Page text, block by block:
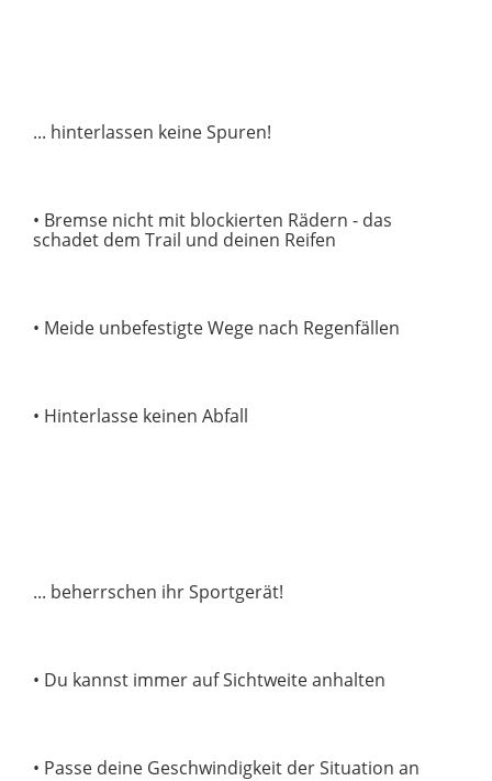
... hinterlassen keine Spuren!
• Bremse nicht mit blockierten Rädern - das
schadet dem Trail und deinen Reifen
• Meide unbefestigte Wege nach Regenfällen
• Hinterlasse keinen Abfall
... beherrschen ihr Sportgerät!
• Du kannst immer auf Sichtweite anhalten
• Passe deine Geschwindigkeit der Situation an